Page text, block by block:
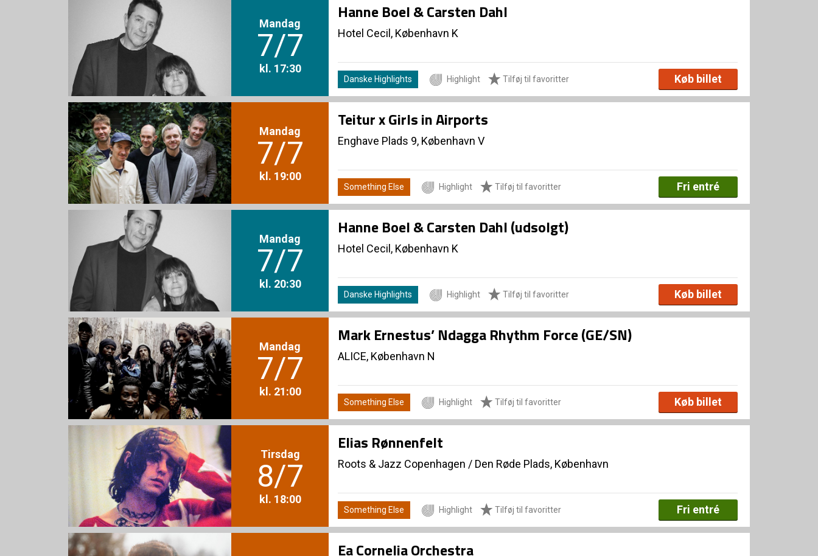
Mandag
7/7
kl. 17:30
Hanne Boel & Carsten Dahl
Hotel Cecil, København K
Danske Highlights Highlight Tilføj til favoritter Køb billet
Mandag
7/7
kl. 19:00
Teitur x Girls in Airports
Enghave Plads 9, København V
Something Else Highlight Tilføj til favoritter Fri entré
Mandag
7/7
kl. 20:30
Hanne Boel & Carsten Dahl (udsolgt)
Hotel Cecil, København K
Danske Highlights Highlight Tilføj til favoritter Køb billet
Mandag
7/7
kl. 21:00
Mark Ernestus’ Ndagga Rhythm Force (GE/SN)
ALICE, København N
Something Else Highlight Tilføj til favoritter Køb billet
Tirsdag
8/7
kl. 18:00
Elias Rønnenfelt
Roots & Jazz Copenhagen / Den Røde Plads, København
Something Else Highlight Tilføj til favoritter Fri entré
Ea Cornelia Orchestra